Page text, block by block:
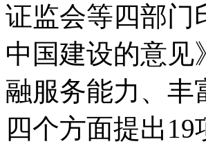
证监会等四部门
中国建设的意见
融服务能力、丰
四个方面提出